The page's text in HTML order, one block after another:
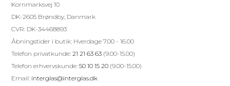
Kornmarksvej 10
DK-2605 Brøndby, Danmark
CVR: DK-34468893
Åbningstider i butik: Hverdage 7.00 - 16.00
Telefon privatkunde:21 21 63 63 (9.00-15.00)
Telefon erhvervskunde:50 10 15 20 (9.00-15.00)
Email: interglas@interglas.dk